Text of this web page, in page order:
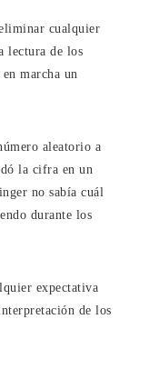
cualquier
lectura de los
marcha un
aleatorio a
la cifra en un
no sabía cuál
durante los
expectativa
de los